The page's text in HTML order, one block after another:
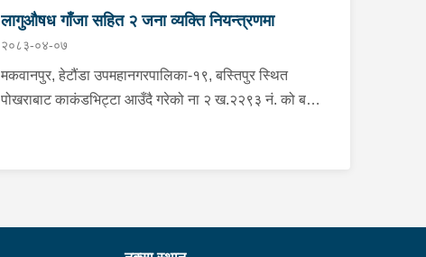
प्राप्त हुनासाथ प्रहरी टोली खटिगई घटनास्थलमा मुचुल्का
सहित थप अनुसन्धान कार्य भइरहेको ।
लागुऔषध गाँजा सहित २ जना व्यक्ति नियन्त्रणमा
२०८३-०४-०७
मकवानपुर, हेटौंडा उपमहानगरपालिका-१९, बस्तिपुर स्थित
पोखराबाट काकंडभिट्टा आउँदै गरेको ना २ ख.२२९३ नं. को बस